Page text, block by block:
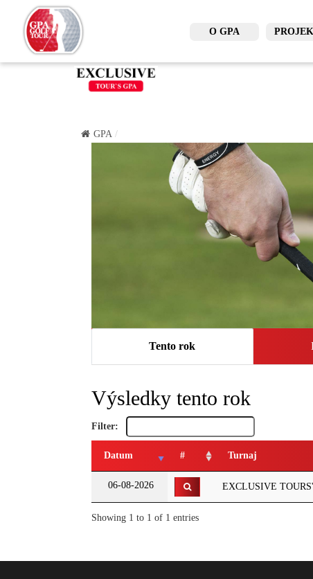
O GPA
GPA
Tento rok
Výsledky tento rok
Filter:
Datum # Turnaj
06-08-2026 EXCLUSIVE
Showing 1 to 1 of 1 entries